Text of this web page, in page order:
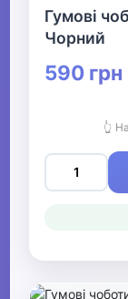
Гумові
Чорний
590 грн
👆